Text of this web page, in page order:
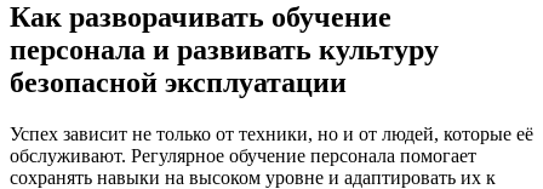
Как разворачивать обучение
персонала и развивать культуру
безопасной эксплуатации
Успех зависит не только от техники, но и от людей, которые её
обслуживают. Регулярное обучение персонала помогает
сохранять навыки на высоком уровне и адаптировать их к